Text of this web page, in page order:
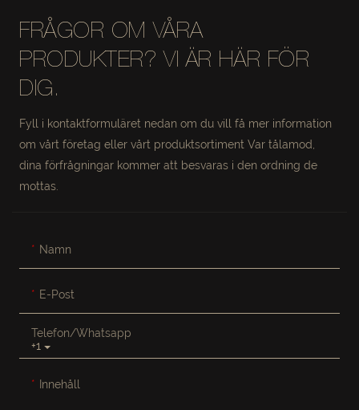
FRÅGOR OM VÅRA
PRODUKTER? VI ÄR HÄR FÖR
DIG.
Fyll i kontaktformuläret nedan om du vill få mer information
om vårt företag eller vårt produktsortiment Var tålamod,
dina förfrågningar kommer att besvaras i den ordning de
mottas.
Namn
E-Post
+1
Telefon/whatsapp
Innehåll